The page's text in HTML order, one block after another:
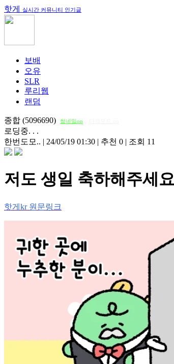
핫게 실시간 커뮤니티 인기글
보배
오유
SLR
루리웹
랜덤
종합 (5096690) 썸네일on
로딩중. . .
한번도모.. | 24/05/19 01:30 | 추천 0 | 조회 11
저도 생일 축하해주세
핫게kr 원문링크